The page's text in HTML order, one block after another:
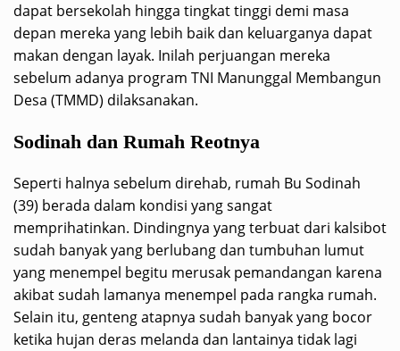
dapat bersekolah hingga tingkat tinggi demi masa
depan mereka yang lebih baik dan keluarganya dapat
makan dengan layak. Inilah perjuangan mereka
sebelum adanya program TNI Manunggal Membangun
Desa (TMMD) dilaksanakan.
Sodinah dan Rumah Reotnya
Seperti halnya sebelum direhab, rumah Bu Sodinah
(39) berada dalam kondisi yang sangat
memprihatinkan. Dindingnya yang terbuat dari kalsibot
sudah banyak yang berlubang dan tumbuhan lumut
yang menempel begitu merusak pemandangan karena
akibat sudah lamanya menempel pada rangka rumah.
Selain itu, genteng atapnya sudah banyak yang bocor
ketika hujan deras melanda dan lantainya tidak lagi